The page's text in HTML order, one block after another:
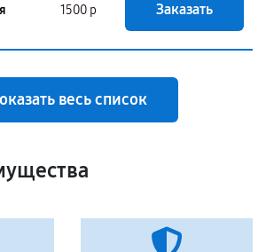
1500 р Заказать
весь список